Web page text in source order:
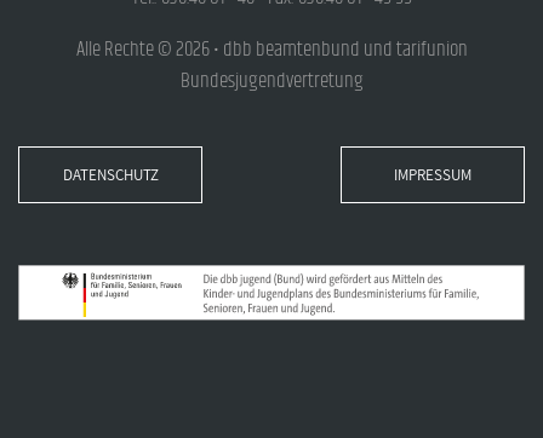
Alle Rechte © 2026 • dbb beamtenbund und tarifunion
Bundesjugendvertretung
DATENSCHUTZ IMPRESSUM